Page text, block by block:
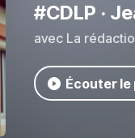
#CDLP ·
avec La
Écouter